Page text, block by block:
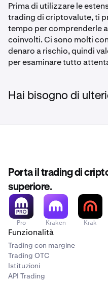
Prima di utilizzare le
trading di criptovalute, ti
tempo per comprenderle
coinvolti. Ci sono molti
denaro a rischio, quindi
per esaminare tutto
Hai bisogno di
Porta il trading di
superiore.
Pro Kraken Krak
Funzionalità
Trading con margine
Trading OTC
Istituzioni
API Trading